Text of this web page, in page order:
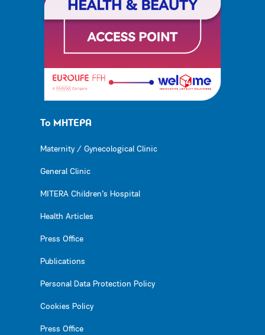
Το ΜΗΤΕΡΑ
Maternity / Gynecological Clinic
General Clinic
MITERA Children’s Hospital
Health Articles
Press Office
Publications
Personal Data Protection Policy
Cookies Policy
Press Office